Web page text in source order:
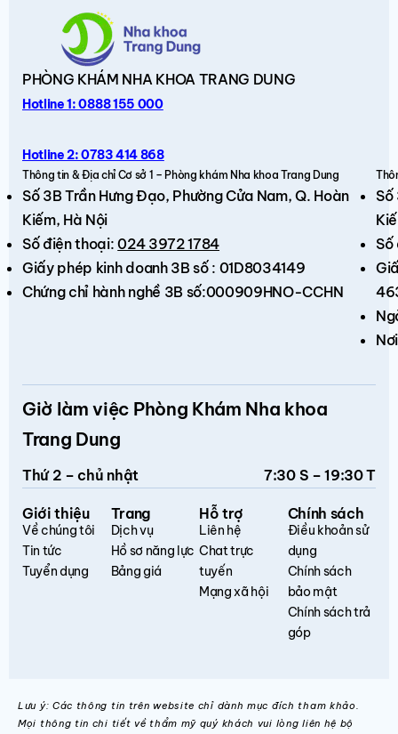
PHÒNG KHÁM NHA KHOA TRANG DUNG
Hotline 1: 0888 155 000
Hotline 2: 0783 414 868
Thông tin & Địa chỉ Cơ sở 1 – Phòng khám Nha khoa Trang Dung
Số 3B Trần Hưng Đạo, Phường Cửa Nam, Q. Hoàn
Kiếm, Hà Nội
Số điện thoại:024 3972 1784
Giấy phép kinh doanh 3B số : 01D8034149
Chứng chỉ hành nghề 3B số:000909HNO-CCHN
Số
Số
Giờ làm việc Phòng Khám Nha khoa
Trang Dung
Thứ 2 – chủ nhật 7:30 S – 19:30 T
Giới thiệu
Về chúng tôi
Tin tức
Tuyển dụng
Trang
Dịch vụ
Hồ sơ năng lực
Bảng giá
Hỗ trợ
Liên hệ
Chat trực
tuyến
Mạng xã hội
Chính sách
Điều khoản sử
dụng
Chính sách
bảo mật
Chính sách trả
góp
Lưu ý: Các thông tin trên website chỉ dành mục đích tham khảo.
Mọi thông tin chi tiết về thẩm mỹ quý khách vui lòng liên hệ bộ